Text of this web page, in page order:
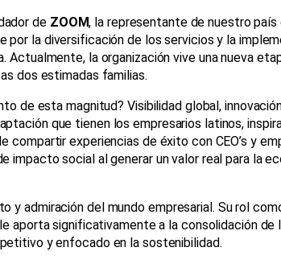
de ZOOM, la representante de nuestro
por la diversificación de los servicios y la
Actualmente, la organización vive una nueva
dos estimadas familias.
de esta magnitud? Visibilidad global,
que tienen los empresarios latinos,
compartir experiencias de éxito con CEO’s y
impacto social al generar un valor real para la
y admiración del mundo empresarial. Su rol
aporta significativamente a la consolidación de
y enfocado en la sostenibilidad.